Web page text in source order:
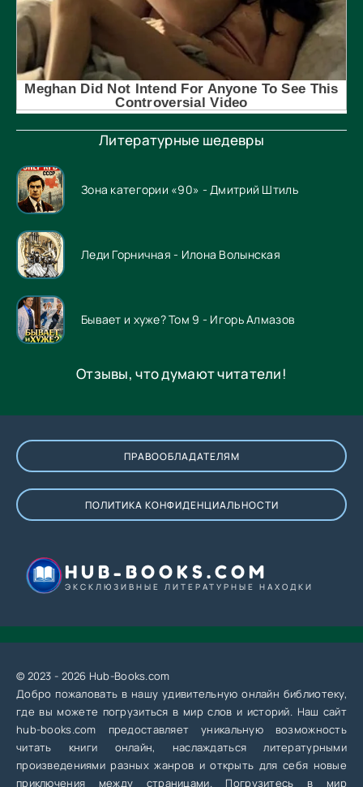
Литературные шедевры
Зона категории «90» - Дмитрий Штиль
Леди Горничная - Илона Волынская
Бывает и хуже? Том 9 - Игорь Алмазов
Отзывы, что думают читатели!
ПРАВООБЛАДАТЕЛЯМ
ПОЛИТИКА КОНФИДЕНЦИАЛЬНОСТИ
HUB-BOOKS.COM
ЭКСКЛЮЗИВНЫЕ ЛИТЕРАТУРНЫЕ НАХОДКИ
© 2023 - 2026 Hub-Books.com
Добро пожаловать в нашу удивительную онлайн библиотеку,
где вы можете погрузиться в мир слов и историй. Наш сайт
hub-books.com предоставляет уникальную возможность
читать книги онлайн, наслаждаться литературными
произведениями разных жанров и открыть для себя новые
приключения между страницами. Погрузитесь в мир